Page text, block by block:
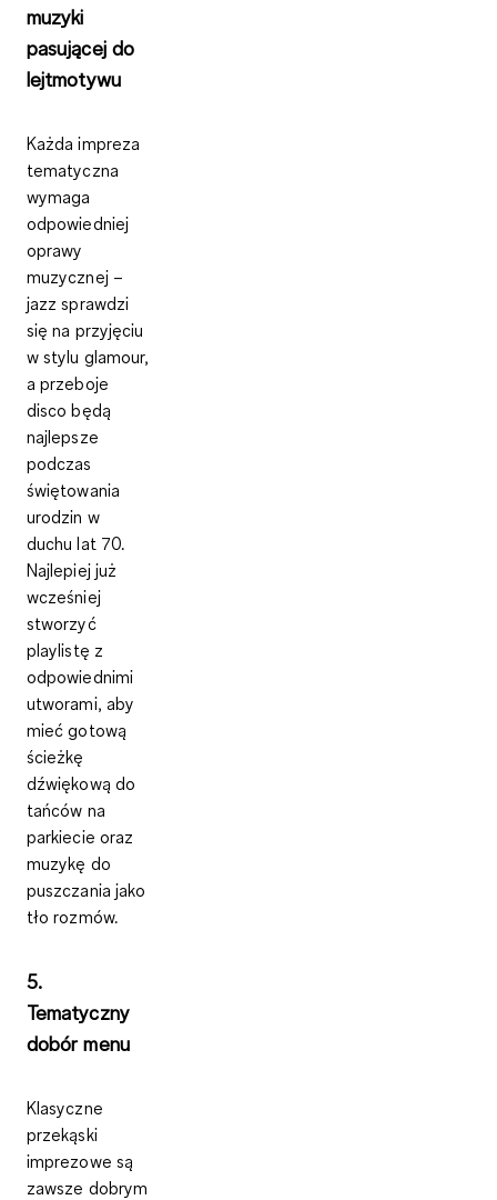
muzyki
pasującej do
lejtmotywu
Każda impreza
tematyczna
wymaga
odpowiedniej
oprawy
muzycznej –
jazz sprawdzi
się na przyjęciu
w stylu glamour,
a przeboje
disco będą
najlepsze
podczas
świętowania
urodzin w
duchu lat 70.
Najlepiej już
wcześniej
stworzyć
playlistę z
odpowiednimi
utworami, aby
mieć gotową
ścieżkę
dźwiękową do
tańców na
parkiecie oraz
muzykę do
puszczania jako
tło rozmów.
5.
Tematyczny
dobór menu
Klasyczne
przekąski
imprezowe są
zawsze dobrym